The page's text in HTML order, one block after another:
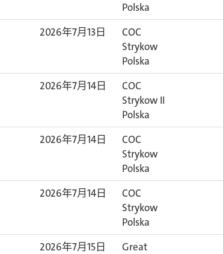
Polska
2026年7月13日
COC
Strykow
Polska
2026年7月14日
COC
Strykow II
Polska
2026年7月14日
COC
Strykow
Polska
2026年7月14日
COC
Strykow
Polska
2026年7月15日
Great